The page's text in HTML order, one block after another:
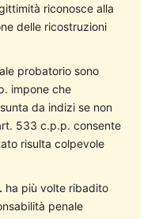
riconosce alla
delle ricostruzioni
probatorio sono
impone che
da indizi se non
533 c.p.p. consente
risulta colpevole
ha più volte ribadito
penale